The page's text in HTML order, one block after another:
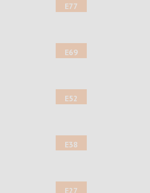
E77
E69
E52
E38
E27